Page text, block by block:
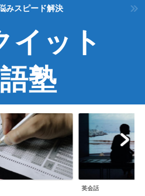
みスピード解決
イット
塾
英会話